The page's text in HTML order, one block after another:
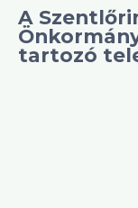
A
tartozó